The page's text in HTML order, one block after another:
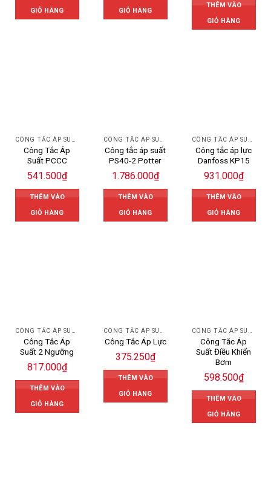
GIỎ HÀNG
GIỎ HÀNG
THÊM VÀO
GIỎ HÀNG
Công Tắc Áp
Suất PCCC
541.500₫
THÊM VÀO
GIỎ HÀNG
Công tắc áp suất
PS40-2 Potter
1.786.000₫
THÊM VÀO
GIỎ HÀNG
Công tắc áp lực
Danfoss KP15
931.000₫
THÊM VÀO
GIỎ HÀNG
Công Tắc Áp
Suất 2 Ngưỡng
817.000₫
THÊM VÀO
GIỎ HÀNG
Công Tắc Áp Lực
375.250₫
THÊM VÀO
GIỎ HÀNG
Công Tắc Áp
Suất Điều Khiển
Bơm
598.500₫
THÊM VÀO
GIỎ HÀNG